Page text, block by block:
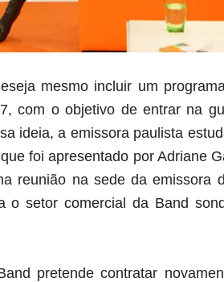
mesmo incluir um
com o objetivo de entrar na
ideia, a emissora paulista
foi apresentado por Adriane
reunião na sede da emissora
o setor comercial da Band
pretende contratar